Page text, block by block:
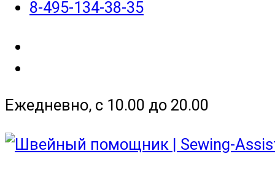
8-495-134-38-35
Ежедневно, с 10.00 до 20.00